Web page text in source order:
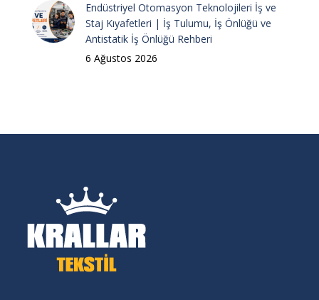
Endüstriyel Otomasyon Teknolojileri İş ve
Staj Kıyafetleri | İş Tulumu, İş Önlüğü ve
Antistatik İş Önlüğü Rehberi
6 Ağustos 2026